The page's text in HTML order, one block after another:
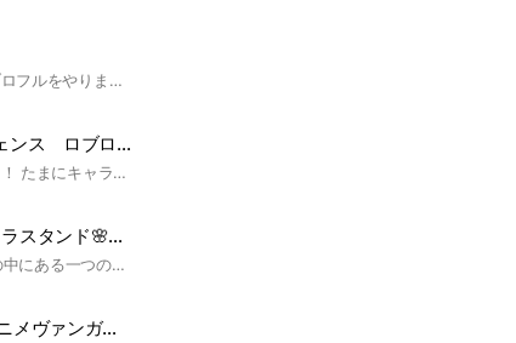
ここはのんびり楽しくブロフルをやりましょう！入った時はルール絶対読んでいただきたいです！#ロブロックス#ブロックスフルーツ#おすすめゲーム#人気ゲーム
ボールタワーディフェンス ロブロックス
初心者キャリーします！！ たまにキャラの配布をします。（たい焼き美味しい）
Sakura stand🌸 サクラスタンド🌸雑談ok! 交換もok! Roblox ジョジョゲー
いらっしゃい！Robloxの中にある一つのゲーム、サクラスタンド🌸というゲームです。サクラスタンドのオプチャを作り始めました！交換もOKですし、雑談も良いです！初心者でも楽しく話しましょう！#sakura stand #Roblox #雑談 #サクラスタンド #交換OK #ジョジョ
Anime vanguard/アニメヴァンガード